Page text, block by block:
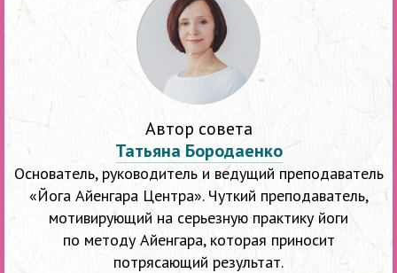
Автор совета
Татьяна Бородаенко
Основатель, руководитель и ведущий преподаватель
«Йога Айенгара Центра». Чуткий преподаватель,
мотивирующий на серьезную практику йоги
по методу Айенгара, которая приносит
потрясающий результат.